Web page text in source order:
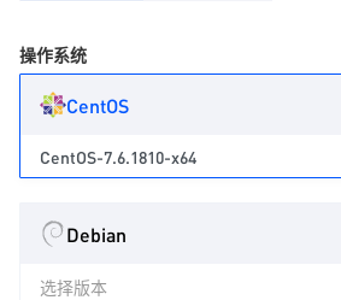
操作系统
CentOS
CentOS-7.6.1810-x64
Debian
选择版本